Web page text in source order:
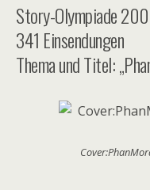
Story-Olympiade
341 Einsendungen
Thema und Titel: